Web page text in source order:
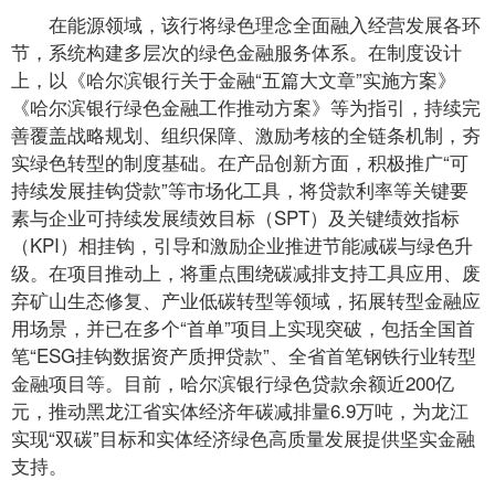
在能源领域，该行将绿色理念全面融入经营发展各环
节，系统构建多层次的绿色金融服务体系。在制度设计
上，以《哈尔滨银行关于金融“五篇大文章”实施方案》
《哈尔滨银行绿色金融工作推动方案》等为指引，持续完
善覆盖战略规划、组织保障、激励考核的全链条机制，夯
实绿色转型的制度基础。在产品创新方面，积极推广“可
持续发展挂钩贷款”等市场化工具，将贷款利率等关键要
素与企业可持续发展绩效目标（SPT）及关键绩效指标
（KPI）相挂钩，引导和激励企业推进节能减碳与绿色升
级。在项目推动上，将重点围绕碳减排支持工具应用、废
弃矿山生态修复、产业低碳转型等领域，拓展转型金融应
用场景，并已在多个“首单”项目上实现突破，包括全国首
笔“ESG挂钩数据资产质押贷款”、全省首笔钢铁行业转型
金融项目等。目前，哈尔滨银行绿色贷款余额近200亿
元，推动黑龙江省实体经济年碳减排量6.9万吨，为龙江
实现“双碳”目标和实体经济绿色高质量发展提供坚实金融
支持。